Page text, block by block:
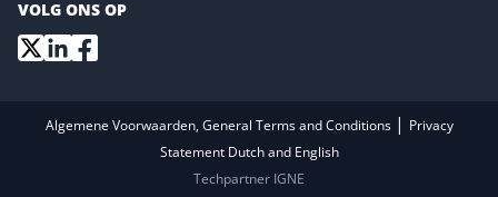
VOLG ONS OP
Algemene Voorwaarden, General Terms and Conditions | Privacy
Statement Dutch and English
Techpartner IGNE